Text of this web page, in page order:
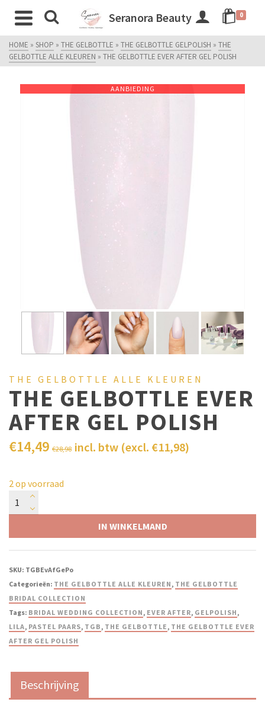
Seranora Beauty 0
HOME » SHOP » THE GELBOTTLE » THE GELBOTTLE GELPOLISH » THE
GELBOTTLE ALLE KLEUREN » THE GELBOTTLE EVER AFTER GEL POLISH
AANBIEDING
THE GELBOTTLE ALLE KLEUREN
THE GELBOTTLE EVER
AFTER GEL POLISH
€28,98
€14,49 incl. btw (excl. €11,98)
2 op voorraad
IN WINKELMAND
SKU: TGBEvAfGePo
Categorieën: THE GELBOTTLE ALLE KLEUREN, THE GELBOTTLE
BRIDAL COLLECTION
Tags: BRIDAL WEDDING COLLECTION, EVER AFTER, GELPOLISH,
LILA, PASTEL PAARS, TGB, THE GELBOTTLE, THE GELBOTTLE EVER
AFTER GEL POLISH
Beschrijving